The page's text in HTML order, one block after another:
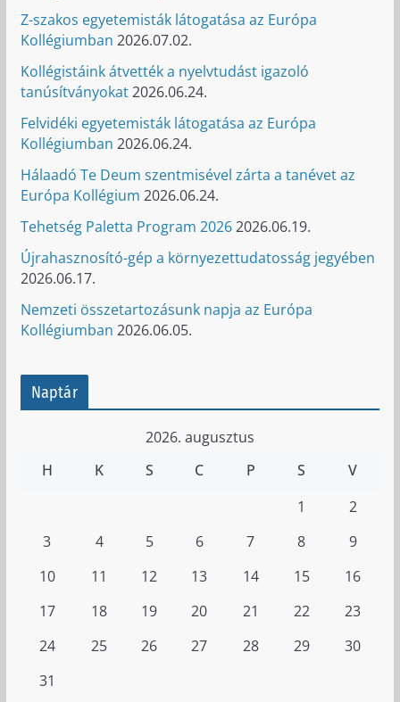
Z-szakos egyetemisták látogatása az Európa
Kollégiumban 2026.07.02.
Kollégistáink átvették a nyelvtudást igazoló
tanúsítványokat2026.06.24.
Felvidéki egyetemisták látogatása az Európa
Kollégiumban 2026.06.24.
Hálaadó Te Deum szentmisével zárta a tanévet az
Európa Kollégium 2026.06.24.
Tehetség Paletta Program 20262026.06.19.
Újrahasznosító-gép a környezettudatosság jegyében
2026.06.17.
Nemzeti összetartozásunk napja az Európa
Kollégiumban 2026.06.05.
Naptár
2026. augusztus
H
K S C P S V
1
2
3
4 5 6 7 8
9
10
11 12 13 14 15
16
17
18 19 20 21 22
23
24
25 26 27 28 29
30
31